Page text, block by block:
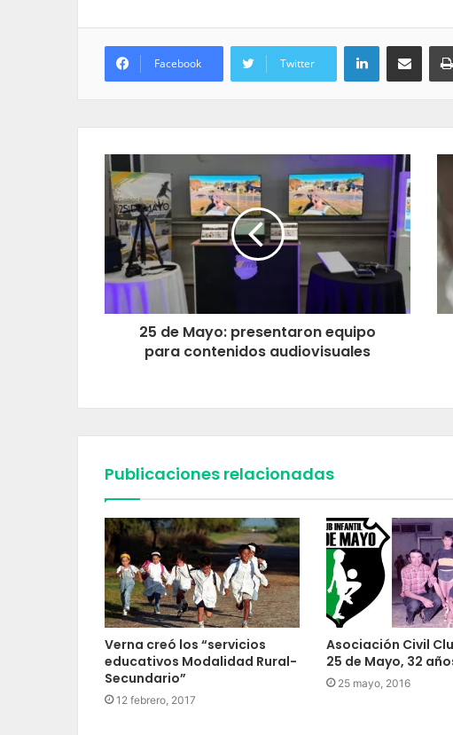
Facebook Twitter
LinkedInCompartir por
25 de Mayo: presentaron equipo
para contenidos audiovisuales
Publicaciones relacionadas
Verna creó los “servicios
educativos Modalidad Rural-
Secundario”
12 febrero, 2017
Asociación Civil
25 de Mayo, 32
25 mayo, 2016